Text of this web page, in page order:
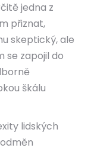
jedna z
přiznat,
skeptický, ale
se zapojil do
škálu
lidských